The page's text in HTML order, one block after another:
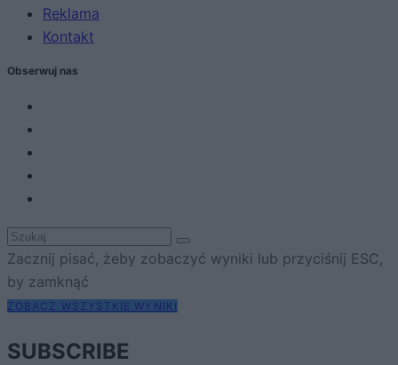
Reklama
Kontakt
Obserwuj nas
Zacznij pisać, żeby zobaczyć wyniki lub przyciśnij ESC,
by zamknąć
ZOBACZ WSZYSTKIE WYNIKI
SUBSCRIBE